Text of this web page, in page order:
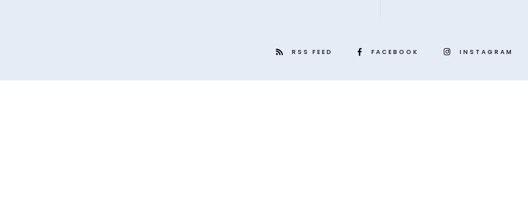
RSS FEED FACEBOOK INSTAGRAM